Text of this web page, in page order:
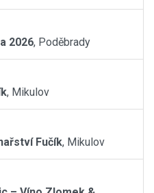
2026, Poděbrady
, Mikulov
Fučík, Mikulov